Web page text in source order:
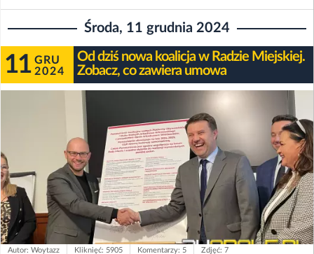
Środa, 11 grudnia 2024
11 GRU
2024
Od dziś nowa koalicja w Radzie Miejskiej.
Zobacz, co zawiera umowa
Autor: Woytazz Kliknięć: 5905 Komentarzy: 5 Zdjęć: 7